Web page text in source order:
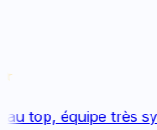
top, équipe très